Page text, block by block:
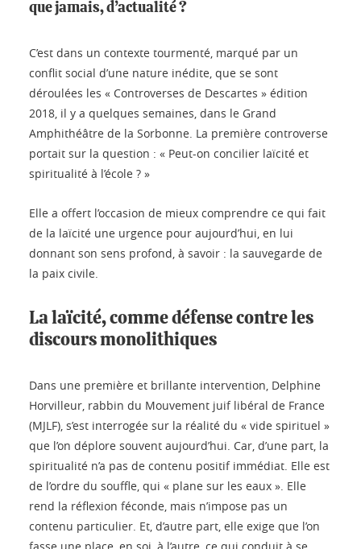
que jamais, d’actualité ?
C’est dans un contexte tourmenté, marqué par un
conflit social d’une nature inédite, que se sont
déroulées les « Controverses de Descartes » édition
2018, il y a quelques semaines, dans le Grand
Amphithéâtre de la Sorbonne. La première controverse
portait sur la question : « Peut-on concilier laïcité et
spiritualité à l’école ? »
Elle a offert l’occasion de mieux comprendre ce qui fait
de la laïcité une urgence pour aujourd’hui, en lui
donnant son sens profond, à savoir : la sauvegarde de
la paix civile.
La laïcité, comme défense contre les
discours monolithiques
Dans une première et brillante intervention, Delphine
Horvilleur, rabbin du Mouvement juif libéral de France
(MJLF), s’est interrogée sur la réalité du « vide spirituel »
que l’on déplore souvent aujourd’hui. Car, d’une part, la
spiritualité n’a pas de contenu positif immédiat. Elle est
de l’ordre du souffle, qui « plane sur les eaux ». Elle
rend la réflexion féconde, mais n’impose pas un
contenu particulier. Et, d’autre part, elle exige que l’on